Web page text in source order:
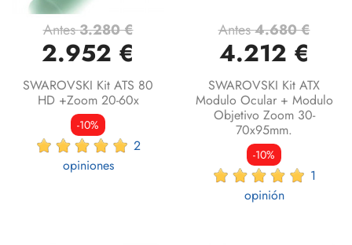
Antes3.280 €
2.952 €
SWAROVSKI Kit ATS 80
HD +Zoom 20-60x
-10%
2
opiniones
Antes4.680 €
4.212 €
SWAROVSKI Kit ATX
Modulo Ocular + Modulo
Objetivo Zoom 30-
70x95mm.
-10%
1
opinión